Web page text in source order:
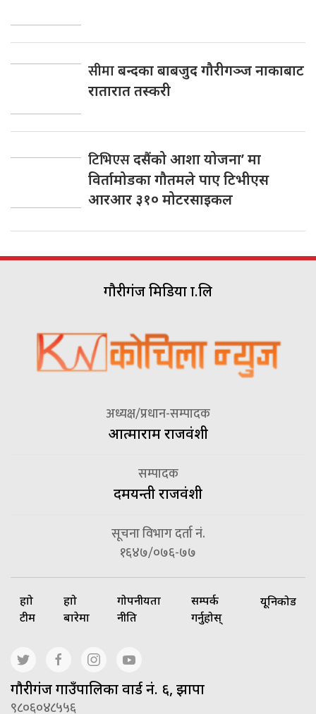
सीमाबन्दका बाबजुद गौरीगञ्ज नाकाबाट
रातारात तस्करी
टिभिएसदसैंको आशा योजना’ मा
विर्तामोडका गौतमले पाए टिभीएस
आरआर ३१० मोटरसाइकल
गौरीगंज मिडिया प्रा.लि
अध्यक्ष/प्रधान-सम्पादक
आत्माराम राजवंशी
सम्पादक
दमयन्ती राजवंशी
सूचना विभाग दर्ता नं.
१६४७/०७६-७७
हाम्रो
टीम
हाम्रो
बारेमा
गोपनीयता
नीति
सम्पर्क
गर्नुहोस्
यूनिकोड
गाैरीगंज गाउँपालिका वार्ड नं. ६, झापा
९८०६०४८५५६